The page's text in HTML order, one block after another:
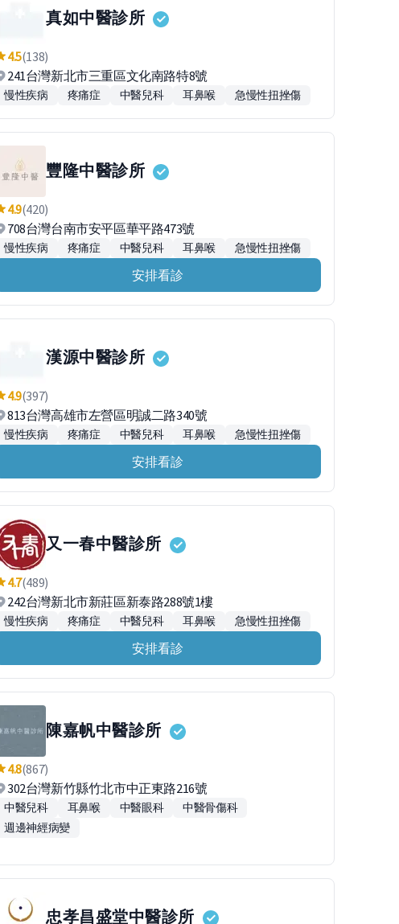
真如中醫診所
4.5(138)
241台灣新北市三重區文化南路特8號
慢性疾病 疼痛症 中醫兒科 耳鼻喉 急慢性扭挫傷
豐隆中醫診所
4.9(420)
708台灣台南市安平區華平路473號
慢性疾病 疼痛症 中醫兒科 耳鼻喉 急慢性扭挫傷
安排看診
漢源中醫診所
4.9(397)
813台灣高雄市左營區明誠二路340號
慢性疾病 疼痛症 中醫兒科 耳鼻喉 急慢性扭挫傷
安排看診
又一春中醫診所
4.7(489)
242台灣新北市新莊區新泰路288號1樓
慢性疾病 疼痛症 中醫兒科 耳鼻喉 急慢性扭挫傷
安排看診
陳嘉帆中醫診所
4.8(867)
302台灣新竹縣竹北市中正東路216號
中醫兒科 耳鼻喉 中醫眼科
中醫骨傷科
週邊神經病變
忠孝昌盛堂中醫診所